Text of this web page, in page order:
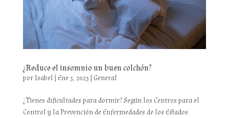
¿Reduce el insomnio un buen colchón?
porIsabel | Ene 3, 2023 | General
¿Tienes dificultades para dormir? Según los Centros para el
Control y la Prevención de Enfermedades de los Estados